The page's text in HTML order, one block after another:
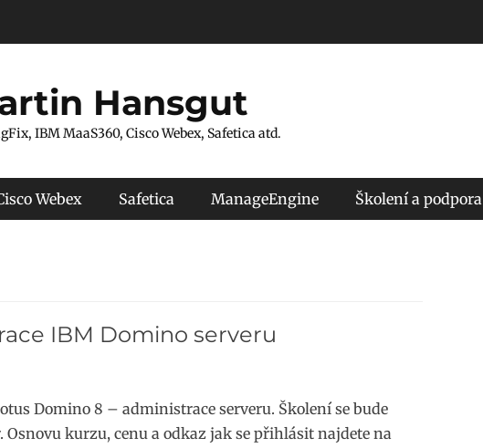
Hansgut
IBM MaaS360, Cisco Webex, Safetica atd.
Webex Safetica ManageEngine Školení a podpora
IBM Domino serveru
Domino 8 – administrace serveru. Školení se bude
kurzu, cenu a odkaz jak se přihlásit najdete na